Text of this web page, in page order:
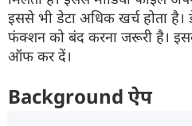
इससे भी डेटा अधिक खर्च होता
फंक्शन को बंद करना जरूरी है।
ऑफ कर दें।
Background ऐप